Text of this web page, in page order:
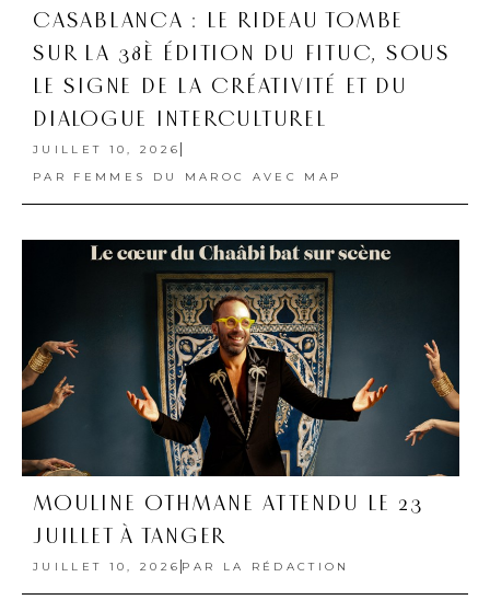
CASABLANCA : LE RIDEAU TOMBE
SUR LA 38È ÉDITION DU FITUC, SOUS
LE SIGNE DE LA CRÉATIVITÉ ET DU
DIALOGUE INTERCULTUREL
JUILLET 10, 2026
PAR
FEMMES DU MAROC AVEC MAP
MOULINE OTHMANE ATTENDU LE 23
JUILLET À TANGER
JUILLET 10, 2026 PAR LA RÉDACTION